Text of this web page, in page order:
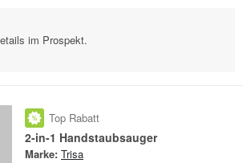
im Prospekt.
Top Rabatt
2-in-1 Handstaubsauger
Marke: Trisa